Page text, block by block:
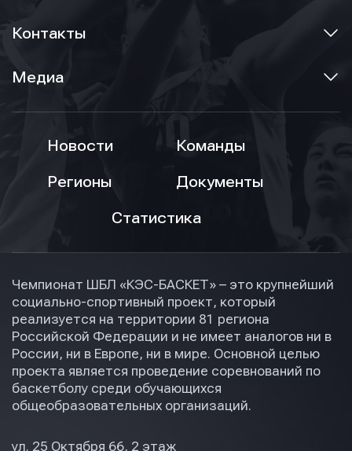
Контакты
Медиа
Новости
Команды
Регионы
Документы
Статистика
Чемпионат ШБЛ «КЭС-БАСКЕТ» – это крупнейший
социально-спортивный проект, который
реализуется на территории 81 региона
Российской Федерации и не имеет аналогов ни в
России, ни в Европе, ни в мире. Основной целью
проекта является проведение соревнований по
баскетболу среди обучающихся
общеобразовательных организаций.
ул. 25 Октября 66, 2 этаж